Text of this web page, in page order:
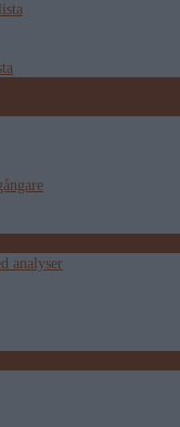
analyser